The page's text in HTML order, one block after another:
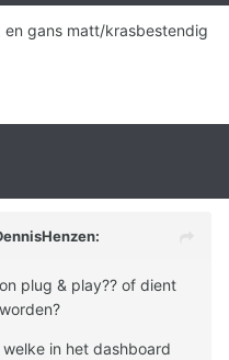
en gans matt/krasbestendig
:
plug & play?? of dient
in het dashboard